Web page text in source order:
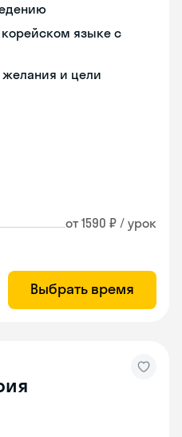
языке с
желания и цели
от 1590 ₽ / урок
Выбрать время